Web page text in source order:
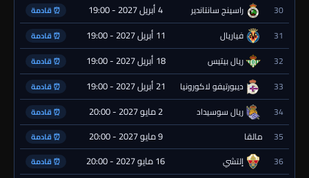
30 راسينج سانتاندير 4 أبريل 2027 - 19:00 ⏰ قادمة
31 فياريال 11 أبريل 2027 - 19:00 ⏰ قادمة
32 ريال بيتيس 18 أبريل 2027 - 19:00 ⏰ قادمة
33 ديبورتيفو لاكورونيا 21 أبريل 2027 - 19:00 ⏰ قادمة
34 ريال سوسيداد 2 مايو 2027 - 20:00 ⏰ قادمة
35 مالقا 9 مايو 2027 - 20:00 ⏰ قادمة
36 إلتشي 16 مايو 2027 - 20:00 ⏰ قادمة